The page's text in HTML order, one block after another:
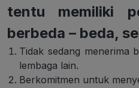
tentu memiliki
berbeda – beda,
Tidak sedang menerima
lembaga lain.
Berkomitmen untuk